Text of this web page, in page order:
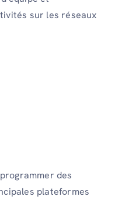
sur les réseaux
des
plateformes